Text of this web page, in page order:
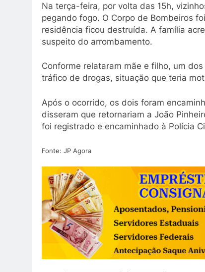
Na terça-feira, por volta das 15h,
pegando fogo. O Corpo de Bombeiros
residência ficou destruída. A família
suspeito do arrombamento.
Conforme relataram mãe e filho, um
tráfico de drogas, situação que teria
Após o ocorrido, os dois foram
disseram que retornariam a João
foi registrado e encaminhado à Polícia
Fonte: JP Agora